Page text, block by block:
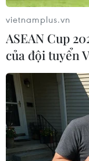
vietnamplus.vn
ASEAN Cup
của đội tuyển